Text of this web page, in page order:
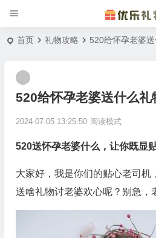
首页 礼物攻略 520给怀孕老婆
520给怀孕老婆送什么礼
2024-07-05 13:25:50 阅读模式
520送怀孕老婆什么，让你既显
大家好，我是你们的贴心老司机
送啥礼物讨老婆欢心呢？别急，